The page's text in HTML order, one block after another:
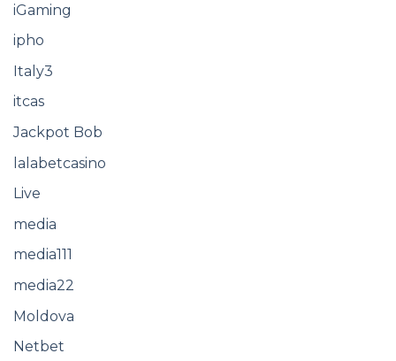
iGaming
ipho
Italy3
itcas
Jackpot Bob
lalabetcasino
Live
media
media111
media22
Moldova
Netbet